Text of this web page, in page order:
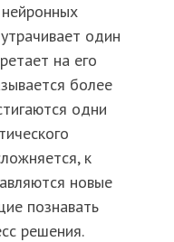
один
на его
более
одни
к
новые
познавать
решения.